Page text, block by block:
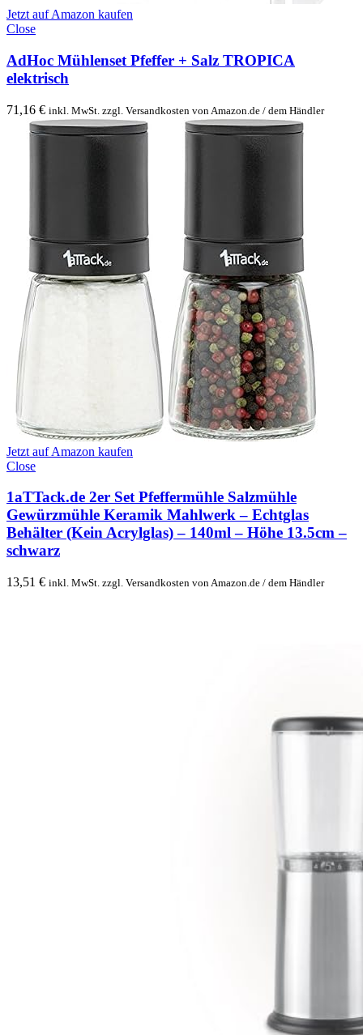
Jetzt auf Amazon kaufen
Close
AdHoc Mühlenset Pfeffer + Salz TROPICA
elektrisch
71,16 € inkl. MwSt. zzgl. Versandkosten von Amazon.de / dem Händler
Jetzt auf Amazon kaufen
Close
1aTTack.de 2er Set Pfeffermühle Salzmühle
Gewürzmühle Keramik Mahlwerk – Echtglas
Behälter (Kein Acrylglas) – 140ml – Höhe 13.5cm –
schwarz
13,51 € inkl. MwSt. zzgl. Versandkosten von Amazon.de / dem Händler